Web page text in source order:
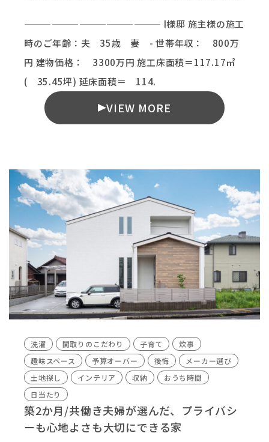
——————————————— I様邸 施主様の施工
時のご年齢：夫 35歳 妻 - 世帯年収： 800万
円 建物価格： 3300万円 施工床面積＝117.17㎡
( 35.45坪) 延床面積＝ 114.
VIEW MORE
洗濯 間取りのこだわり 子育て
炊事
趣味スペース
予算オーバー 後悔
メーカー選び
土地探し
インテリア 収納
おうち時間
日当たり
築2か月/共働き夫婦が選んだ、プライバシ
ーも心地よさも大切にできる家